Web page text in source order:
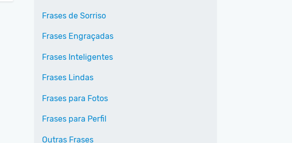
Frases de Sorriso
Frases Engraçadas
Frases Inteligentes
Frases Lindas
Frases para Fotos
Frases para Perfil
Outras Frases